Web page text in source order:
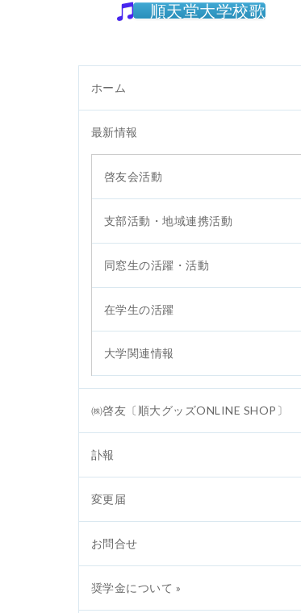
順天堂大学校歌
ホーム
最新情報
啓友会活動
支部活動・地域連携活動
同窓生の活躍・活動
在学生の活躍
大学関連情報
㈱啓友〔順大グッズONLINE SHOP〕
訃報
変更届
お問合せ
奨学金について »